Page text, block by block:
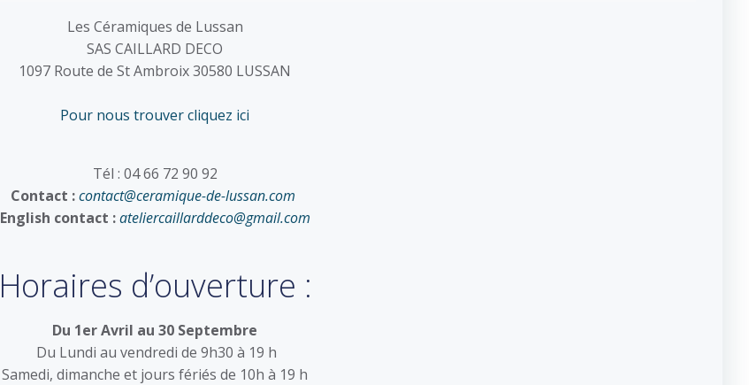
Les Céramiques de Lussan
SAS CAILLARD DECO
1097 Route de St Ambroix 30580 LUSSAN
Pour nous trouver cliquez ici
Tél : 04 66 72 90 92
Contact :contact@ceramique-de-lussan.com
English contact : ateliercaillarddeco@gmail.com
Horaires d’ouverture :
Du 1er Avril au 30 Septembre
Du Lundi au vendredi de 9h30 à 19 h
Samedi, dimanche et jours fériés de 10h à 19 h